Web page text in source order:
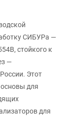
СИБУРа —
стойкого к
—
Этот
для
для